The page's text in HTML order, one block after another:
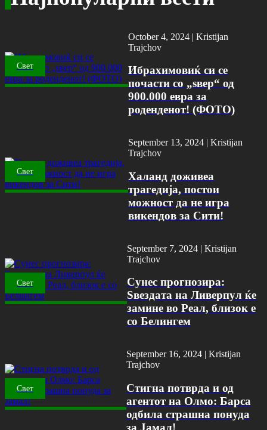
Свет
October 4, 2024 |Kristijan
Trajchov
Ибрахимовиќ си се
почасти со „ѕвер“ од
900.000 евра за
роденденот! (ФОТО)
Свет
September 13, 2024 | Kristijan
Trajchov
Халанд доживеа
трагедија, постои
можност да не игра
викендов за Сити!
Свет
September 7, 2024 | Kristijan
Trajchov
Сунес прогнозира:
Ѕвездата на Ливерпул ќе
замине во Реал, близок е
со Белингем
Свет
September 16, 2024 | Kristijan
Trajchov
Стигна потврда и од
агентот на Олмо: Барса
одбила страшна понуда
за Јамал!